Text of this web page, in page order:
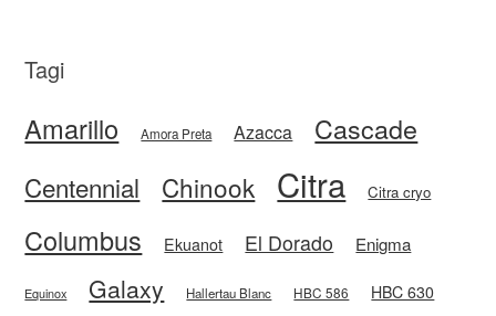
Tagi
Amarillo Amora Preta Azacca Cascade
Centennial Chinook Citra Citra cryo
Columbus Ekuanot El Dorado Enigma
Equinox Galaxy Hallertau Blanc HBC 586 HBC 630